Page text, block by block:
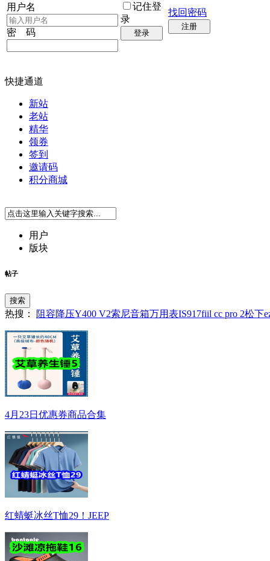
用户名
密 码
记住登
录
登录
找回密码
注册
快捷通道
新站
老站
精华
领券
签到
邀请码
积分商城
用户
版块
帖子
搜索
热搜： 阻容降压Y400 V2索尼音箱万用表IS917fiil cc pro 2松下
4月23日优惠券商品合集
红蜻蜓冰丝T恤29！JEEP